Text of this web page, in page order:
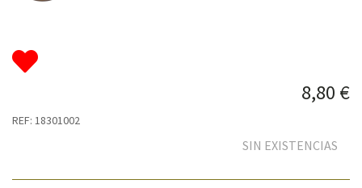
8,80 €
REF: 18301002
SIN EXISTENCIAS